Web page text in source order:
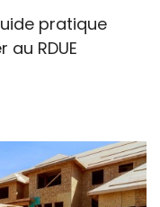
pratique
RDUE